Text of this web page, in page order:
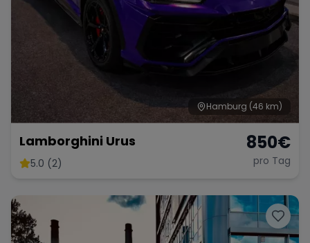
Hamburg (46 km)
Lamborghini Urus
5.0 (2)
850€
pro Tag